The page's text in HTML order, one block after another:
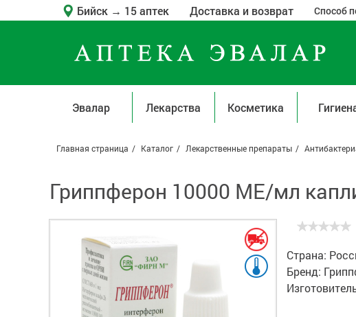
Бийск → 15 аптек Доставка и возврат Способ
Эвалар Лекарства Косметика
Главная страница Каталог Лекарственные препараты
Гриппферон 10000 МЕ/мл
Страна:
Бренд: